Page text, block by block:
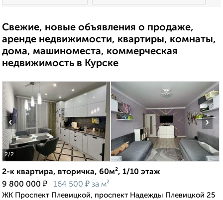
Свежие, новые объявления о продаже,
аренде недвижимости, квартиры, комнаты,
дома, машиноместа, коммерческая
недвижимость в Курске
2/2
‹ ›
2-к квартира, вторичка, 60м², 1/10 этаж
9 800 000 ₽ 164 500 ₽ за м²
ЖК Проспект Плевицкой, проспект Надежды Плевицкой 25